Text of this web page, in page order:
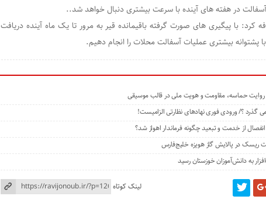
در هفته های آینده با سرعت بیشتری دنبال خواهد شد..
کرد: با پیگیری های صورت گرفته باقیمانده قیر به مرور تا یک ماه آینده دریافت
پشتوانه بیشتری عملیات آسفالت محلات را انجام دهیم.
روایت حماسه، مقاومت و هویت ملی در قالب موسیقی
گذرد ؟/ ورودی فوری نهادهای نظارتی الزامیست!
از خدمت و تبعید چگونه فرماندار اهواز شد؟
ریسک در پالایش گاز هویزه خلیج‌فارس
لینک کوتاه